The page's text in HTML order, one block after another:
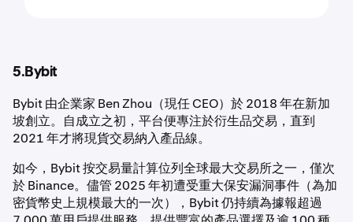
5.Bybit
Bybit 由企業家 Ben Zhou（現任 CEO）於 2018 年在新加
坡創立。自成立之初，平台便專注於衍生品交易，直到
2021 年才將現貨交易納入產品線。
如今，Bybit 按交易量計算位列全球最大交易所之一，僅次
於 Binance。儘管 2025 年初遭受重大保安漏洞事件（為加
密貨幣史上規模最大的一次），Bybit 仍持續為據報超過